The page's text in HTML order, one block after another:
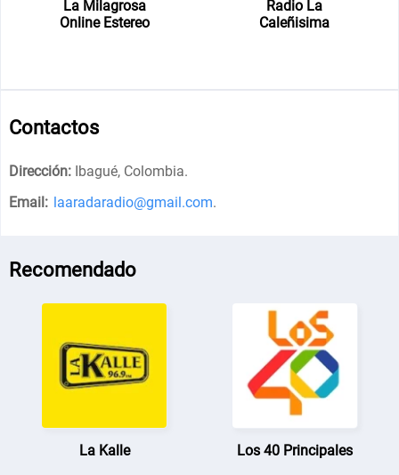
La Milagrosa
Online Estereo
Radio La
Caleñisima
Contactos
Dirección: Ibagué, Colombia.
Email: laaradaradio@gmail.com.
Recomendado
La Kalle Los 40 Principales